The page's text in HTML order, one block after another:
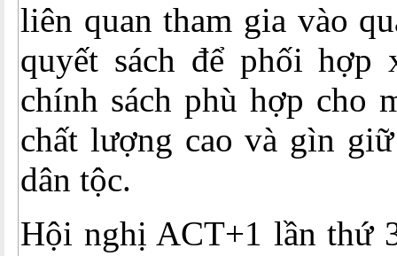
liên quan tham gia vào
quyết sách để phối hợp
chính sách phù hợp cho
chất lượng cao và gìn
dân tộc.
Hội nghị ACT+1 lần thứ